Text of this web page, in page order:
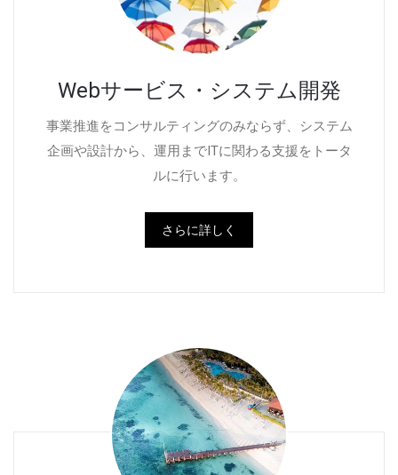
Webサービス・システム開発
事業推進をコンサルティングのみならず、システム
企画や設計から、運用までITに関わる支援をトータ
ルに行います。
さらに詳しく